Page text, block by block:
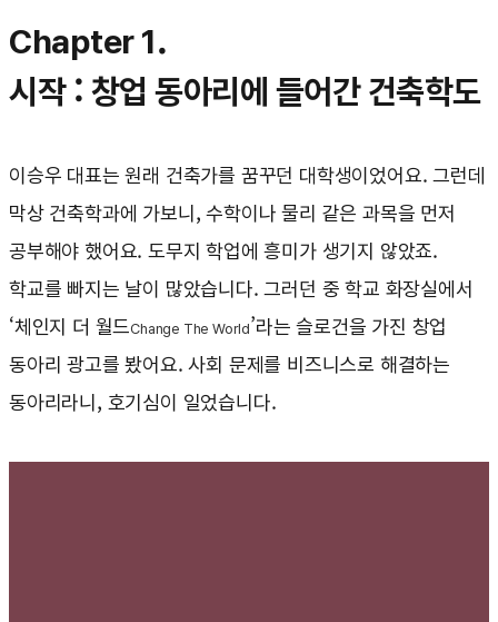
Chapter 1.
시작 : 창업 동아리에 들어간 건축학도
이승우 대표는 원래 건축가를 꿈꾸던 대학생이었어요. 그런데
막상 건축학과에 가보니, 수학이나 물리 같은 과목을 먼저
공부해야 했어요. 도무지 학업에 흥미가 생기지 않았죠.
학교를 빠지는 날이 많았습니다. 그러던 중 학교 화장실에서
‘체인지 더 월드Change The World’라는 슬로건을 가진 창업
동아리 광고를 봤어요. 사회 문제를 비즈니스로 해결하는
동아리라니, 호기심이 일었습니다.